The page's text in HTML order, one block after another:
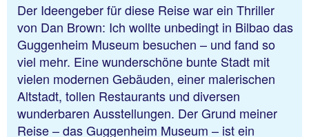
Der Ideengeber für diese Reise war ein Thriller
von Dan Brown: Ich wollte unbedingt in Bilbao das
Guggenheim Museum besuchen – und fand so
viel mehr. Eine wunderschöne bunte Stadt mit
vielen modernen Gebäuden, einer malerischen
Altstadt, tollen Restaurants und diversen
wunderbaren Ausstellungen. Der Grund meiner
Reise – das Guggenheim Museum – ist ein